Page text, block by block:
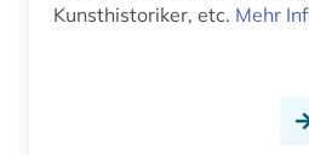
Kunsthistoriker, etc. Mehr